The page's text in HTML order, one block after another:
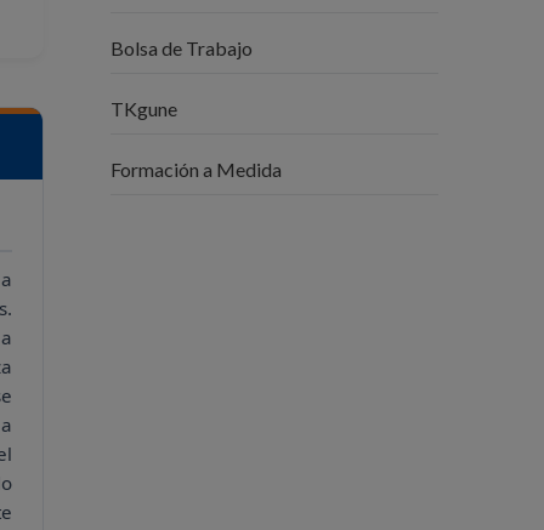
Bolsa de Trabajo
TKgune
Formación a Medida